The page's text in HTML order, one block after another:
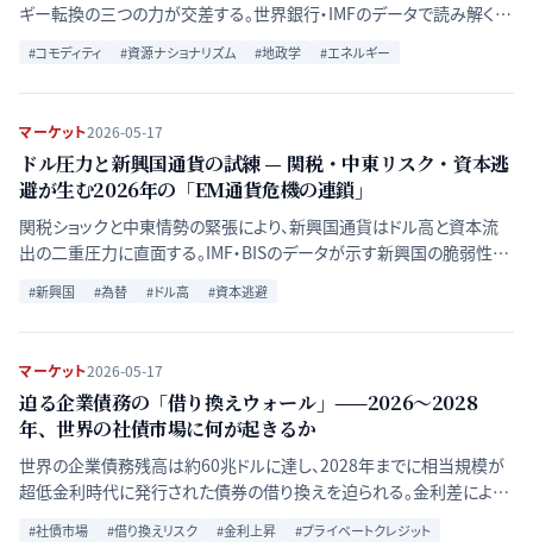
ギー転換の三つの力が交差する。世界銀行・IMFのデータで読み解く一
次産品価格の急騰と「資源の武器化」の実態。
#コモディティ #資源ナショナリズム #地政学 #エネルギー
マーケット2026-05-17
ドル圧力と新興国通貨の試練 — 関税・中東リスク・資本逃
避が生む2026年の「EM通貨危機の連鎖」
関税ショックと中東情勢の緊張により、新興国通貨はドル高と資本流
出の二重圧力に直面する。IMF・BISのデータが示す新興国の脆弱性
と、通貨防衛のジレンマを読み解く。
#新興国 #為替 #ドル高 #資本逃避
マーケット2026-05-17
迫る企業債務の「借り換えウォール」——2026〜2028
年、世界の社債市場に何が起きるか
世界の企業債務残高は約60兆ドルに達し、2028年までに相当規模が
超低金利時代に発行された債券の借り換えを迫られる。金利差による
#社債市場 #借り換えリスク #金利上昇 #プライベートクレジット